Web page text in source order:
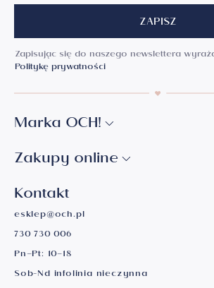
ZAPISZ
Zapisując się do naszego newslettera
Politykę prywatności
Marka OCH!
Zakupy online
Kontakt
esklep@och.pl
730 730 006
Pn–Pt: 10–18
Sob-Nd infolinia nieczynna